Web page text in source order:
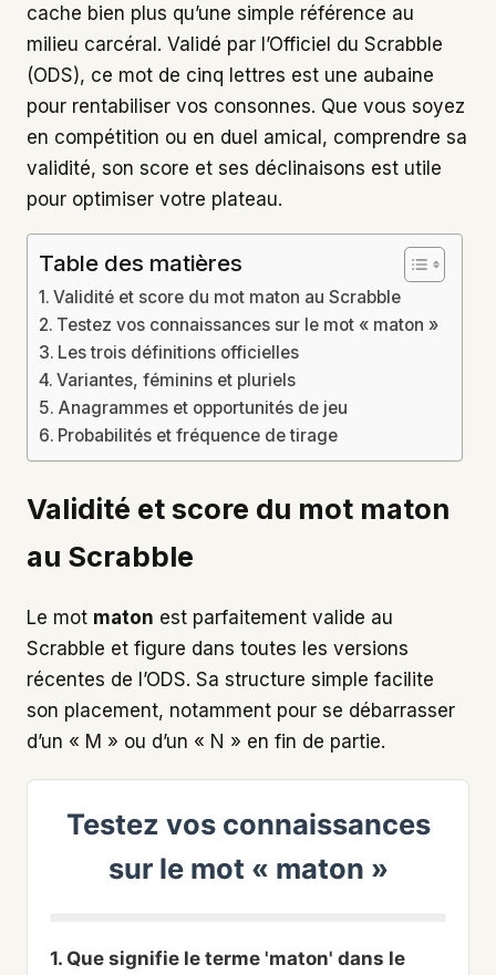
cache bien plus qu’une simple référence au
milieu carcéral. Validé par l’Officiel du Scrabble
(ODS), ce mot de cinq lettres est une aubaine
pour rentabiliser vos consonnes. Que vous soyez
en compétition ou en duel amical, comprendre sa
validité, son score et ses déclinaisons est utile
pour optimiser votre plateau.
Table des matières
Validité et score du mot maton au Scrabble
Testez vos connaissances sur le mot « maton »
Les trois définitions officielles
Variantes, féminins et pluriels
Anagrammes et opportunités de jeu
Probabilités et fréquence de tirage
Validité et score du mot maton
au Scrabble
Le mot maton est parfaitement valide au
Scrabble et figure dans toutes les versions
récentes de l’ODS. Sa structure simple facilite
son placement, notamment pour se débarrasser
d’un « M » ou d’un « N » en fin de partie.
Testez vos connaissances
sur le mot « maton »
1. Que signifie le terme 'maton' dans le